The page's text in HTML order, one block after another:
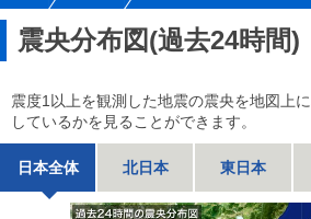
震央分布図(過去24時間)
震度1以上を観測した地震の震央を地図上
しているかを見ることができます。
日本全体 北日本 東日本